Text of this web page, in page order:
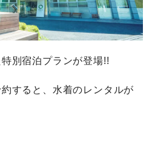
別宿泊プランが登場!!
すると、水着のレンタルが